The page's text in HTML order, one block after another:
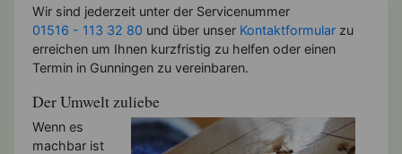
Wir sind jederzeit unter der Servicenummer
01516 - 113 32 80 und über unser Kontaktformular zu
erreichen um Ihnen kurzfristig zu helfen oder einen
Termin in Gunningen zu vereinbaren.
Der Umwelt zuliebe
Wenn es
machbar ist